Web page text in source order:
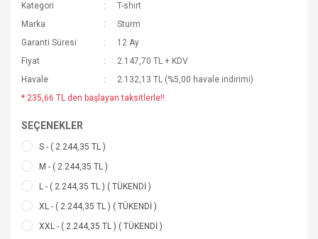
Kategori
T-shirt
Marka
Sturm
Garanti Süresi
12 Ay
Fiyat
2.147,70 TL + KDV
Havale
2.132,13 TL (%5,00 havale indirimi)
* 235,66 TL den başlayan taksitlerle!!
SEÇENEKLER
S - ( 2.244,35 TL )
M - ( 2.244,35 TL )
L - ( 2.244,35 TL ) ( TÜKENDİ )
XL - ( 2.244,35 TL ) ( TÜKENDİ )
XXL - ( 2.244,35 TL ) ( TÜKENDİ )